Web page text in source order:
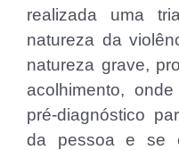
realizada uma
natureza da
natureza grave,
acolhimento,
pré-diagnóstico
da pessoa e se